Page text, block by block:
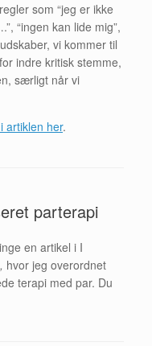
som “jeg er ikke
“ingen kan lide mig”,
vi kommer til
indre kritisk stemme,
særligt når vi
artiklen her.
parterapi
en artikel i I
hvor jeg overordnet
terapi med par. Du